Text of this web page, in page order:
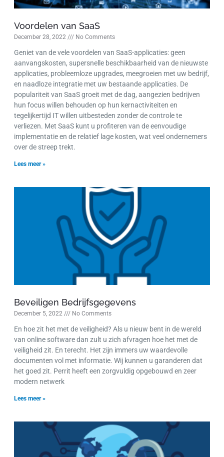
Voordelen van SaaS
December 28, 2022 No Comments
Geniet van de vele voordelen van SaaS-applicaties: geen
aanvangskosten, supersnelle beschikbaarheid van de nieuwste
applicaties, probleemloze upgrades, meegroeien met uw bedrijf,
en naadloze integratie met uw bestaande applicaties. De
populariteit van SaaS groeit met de dag, aangezien bedrijven
hun focus willen behouden op hun kernactiviteiten en
tegelijkertijd IT willen uitbesteden zonder de controle te
verliezen. Met SaaS kunt u profiteren van de eenvoudige
implementatie en de relatief lage kosten, wat veel ondernemers
over de streep trekt.
Lees meer »
Beveiligen Bedrijfsgegevens
December 5, 2022 No Comments
En hoe zit het met de veiligheid? Als u nieuw bent in de wereld
van online software dan zult u zich afvragen hoe het met de
veiligheid zit. En terecht. Het zijn immers uw waardevolle
documenten vol met informatie. Wij kunnen u garanderen dat
het goed zit. Perrit heeft een zorgvuldig opgebouwd en zeer
modern netwerk
Lees meer »